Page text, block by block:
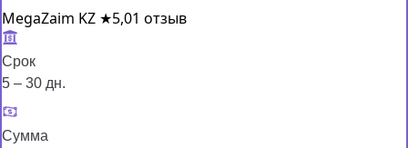
MegaZaim KZ ★5,01 отзыв
Срок
5 – 30 дн.
Сумма